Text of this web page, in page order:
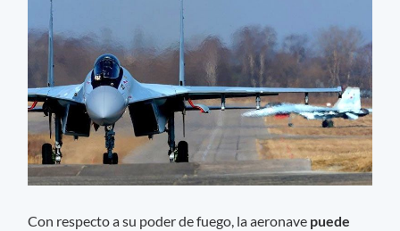
Con respecto a su poder de fuego, la aeronave puede